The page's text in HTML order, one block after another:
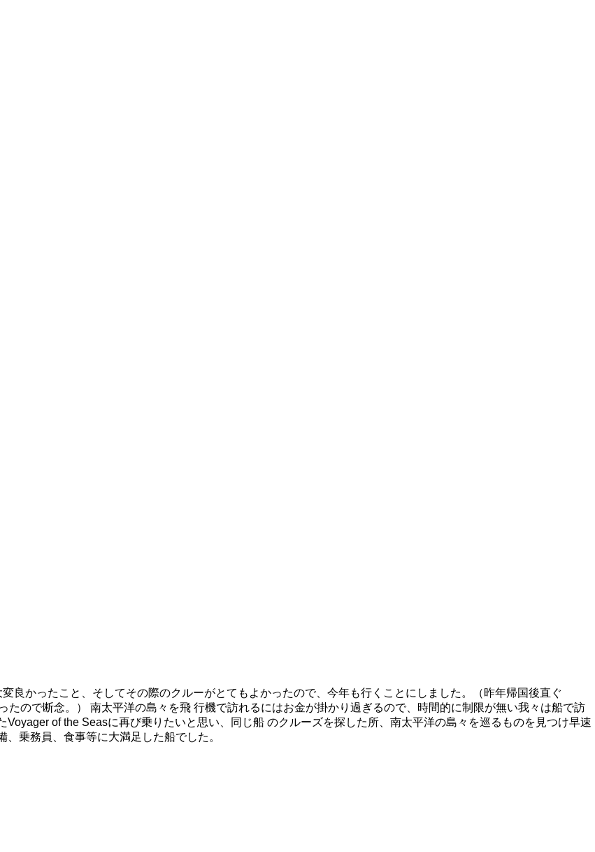
良かったこと、そしてその際のクルーがとてもよかったので、今年も行くことにしました。（昨年帰国後直ぐ
ので断念。） 南太平洋の島々を飛 行機で訪れるにはお金が掛かり過ぎるので、時間的に制限が無い我々は船で訪
of the Seasに再び乗りたいと思い、同じ船 のクルーズを探した所、南太平洋の島々を巡るものを見つけ早速
乗務員、食事等に大満足した船でした。